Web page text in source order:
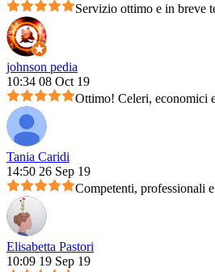
Servizio ottimo e in breve
johnson pedia
10:34 08 Oct 19
Ottimo! Celeri, economici
Tania Caridi
14:50 26 Sep 19
Competenti, professionali
Elisabetta Pastori
10:09 19 Sep 19